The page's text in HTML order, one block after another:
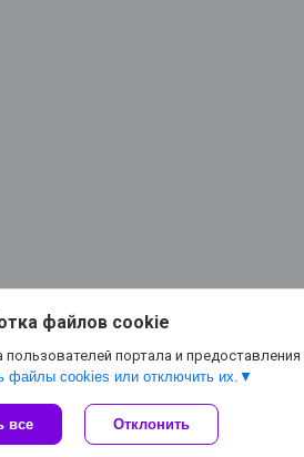
на платформе Deal.by
обработки файлов cookies
файлов cookie
портала и
файлы cookies или отключить их.
все Отклонить